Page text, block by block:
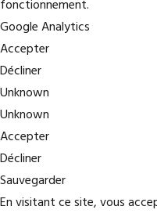
fonctionnement.
Google Analytics
Accepter
Décliner
Unknown
Unknown
Accepter
Décliner
Sauvegarder
En visitant ce site, vous